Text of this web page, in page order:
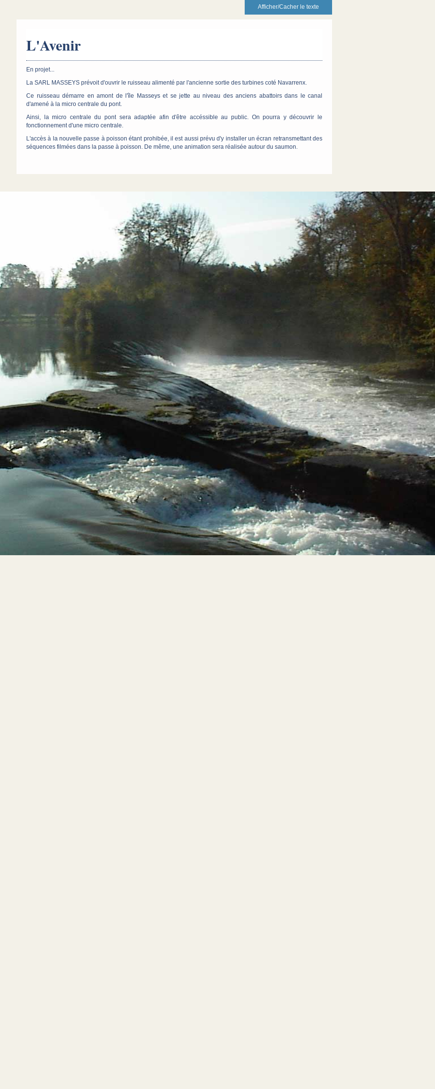
L'Avenir
En projet...
La SARL MASSEYS prévoit d'ouvrir le ruisseau alimenté par l'ancienne sortie des turbines coté Navarrenx.
Ce ruisseau démarre en amont de l'île Masseys et se jette au niveau des anciens abattoirs dans le canal
d'amené à la micro centrale du pont.
Ainsi, la micro centrale du pont sera adaptée afin d'être accéssible au public. On pourra y découvrir le
fonctionnement d'une micro centrale.
L'accès à la nouvelle passe à poisson étant prohibée, il est aussi prévu d'y installer un écran retransmettant des
séquences filmées dans la passe à poisson. De même, une animation sera réalisée autour du saumon.
Afficher/Cacher le texte